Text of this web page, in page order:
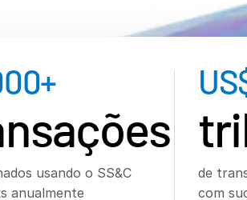
+
usando o SS&C
anualmente
de
com